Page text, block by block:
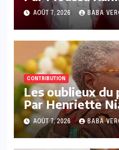
AOÛT 7, 2026 BABA
CONTRIBUTION
Les oublieux du
Par Henriette
AOÛT 7, 2026 BABA